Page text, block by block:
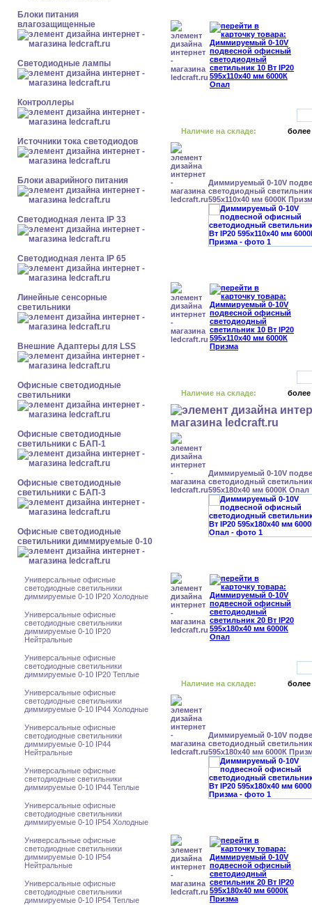
Блоки питания
влагозащищенные
Светодиодные лампы
Контроллеры
Источники тока светодиодов
Блоки аварийного питания
Светодиодная лента IP 33
Светодиодная лента IP 65
Линейные сенсорные
светильники
Внешние Адаптеры для LSS
Офисные светодиодные
светильники
Офисные светодиодные
светильники с БАП-1
Офисные светодиодные
светильники с БАП-3
Офисные светодиодные
светильники диммируемые 0-10
Универсальные офисные
светодиодные светильники
диммируемые 0-10 IP20 Холодные
Универсальные офисные
светодиодные светильники
диммируемые 0-10 IP20
Нейтральные
Универсальные офисные
светодиодные светильники
диммируемые 0-10 IP20 Теплые
Универсальные офисные
светодиодные светильники
диммируемые 0-10 IP44 Холодные
Универсальные офисные
светодиодные светильники
диммируемые 0-10 IP44
Нейтральные
Универсальные офисные
светодиодные светильники
диммируемые 0-10 IP44 Теплые
Универсальные офисные
светодиодные светильники
диммируемые 0-10 IP54 Холодные
Универсальные офисные
светодиодные светильники
диммируемые 0-10 IP54
Нейтральные
Универсальные офисные
светодиодные светильники
диммируемые 0-10 IP54 Теплые
Наличие на складе: более
Диммируемый 0-10V
светодиодный
595x110x40 мм 6000К
Наличие на складе: более
Диммируемый 0-10V
светодиодный
595x180x40 мм 6000К Опал
Наличие на складе: более
Диммируемый 0-10V
светодиодный
595x180x40 мм 6000К